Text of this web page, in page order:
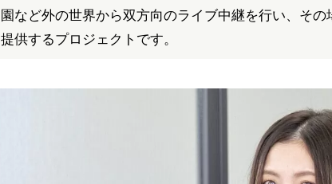
園など外の世界から双方向のライブ中継を行い、そ
提供するプロジェクトです。